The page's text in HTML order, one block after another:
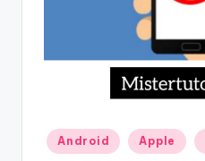
Posted
in
Android Apple